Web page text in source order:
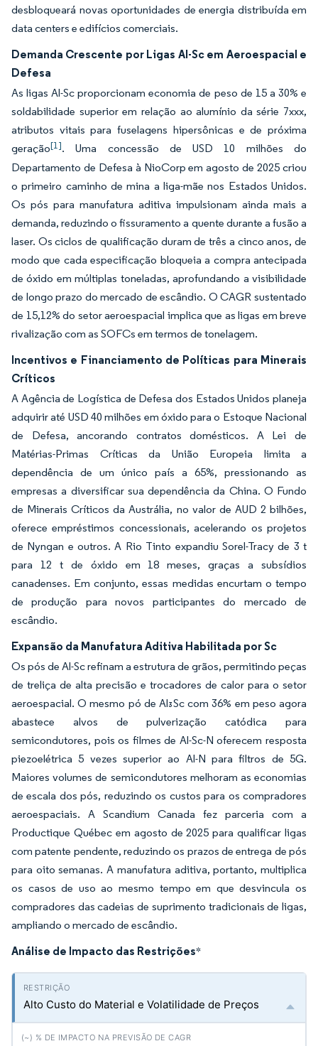
desbloqueará novas oportunidades de energia distribuída em
data centers e edifícios comerciais.
Demanda Crescente por Ligas Al-Sc em Aeroespacial e
Defesa
As ligas Al-Sc proporcionam economia de peso de 15 a 30% e
soldabilidade superior em relação ao alumínio da série 7xxx,
atributos vitais para fuselagens hipersônicas e de próxima
geração[1]. Uma concessão de USD 10 milhões do
Departamento de Defesa à NioCorp em agosto de 2025 criou
o primeiro caminho de mina a liga-mãe nos Estados Unidos.
Os pós para manufatura aditiva impulsionam ainda mais a
demanda, reduzindo o fissuramento a quente durante a fusão a
laser. Os ciclos de qualificação duram de três a cinco anos, de
modo que cada especificação bloqueia a compra antecipada
de óxido em múltiplas toneladas, aprofundando a visibilidade
de longo prazo do mercado de escândio. O CAGR sustentado
de 15,12% do setor aeroespacial implica que as ligas em breve
rivalização com as SOFCs em termos de tonelagem.
Incentivos e Financiamento de Políticas para Minerais
Críticos
A Agência de Logística de Defesa dos Estados Unidos planeja
adquirir até USD 40 milhões em óxido para o Estoque Nacional
de Defesa, ancorando contratos domésticos. A Lei de
Matérias-Primas Críticas da União Europeia limita a
dependência de um único país a 65%, pressionando as
empresas a diversificar sua dependência da China. O Fundo
de Minerais Críticos da Austrália, no valor de AUD 2 bilhões,
oferece empréstimos concessionais, acelerando os projetos
de Nyngan e outros. A Rio Tinto expandiu Sorel-Tracy de 3 t
para 12 t de óxido em 18 meses, graças a subsídios
canadenses. Em conjunto, essas medidas encurtam o tempo
de produção para novos participantes do mercado de
escândio.
Expansão da Manufatura Aditiva Habilitada por Sc
Os pós de Al-Sc refinam a estrutura de grãos, permitindo peças
de treliça de alta precisão e trocadores de calor para o setor
aeroespacial. O mesmo pó de Al₃Sc com 36% em peso agora
abastece alvos de pulverização catódica para
semicondutores, pois os filmes de Al-Sc-N oferecem resposta
piezoelétrica 5 vezes superior ao Al-N para filtros de 5G.
Maiores volumes de semicondutores melhoram as economias
de escala dos pós, reduzindo os custos para os compradores
aeroespaciais. A Scandium Canada fez parceria com a
Productique Québec em agosto de 2025 para qualificar ligas
com patente pendente, reduzindo os prazos de entrega de pós
para oito semanas. A manufatura aditiva, portanto, multiplica
os casos de uso ao mesmo tempo em que desvincula os
compradores das cadeias de suprimento tradicionais de ligas,
ampliando o mercado de escândio.
Análise de Impacto das Restrições*
Alto Custo do Material e Volatilidade de Preços